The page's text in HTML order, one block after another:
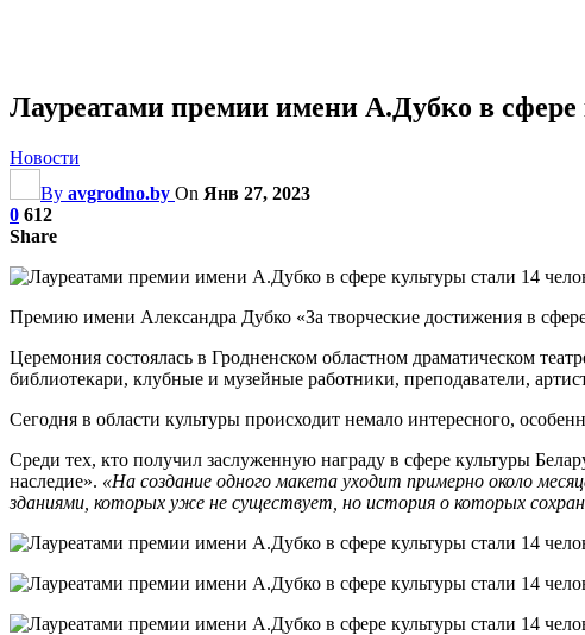
Лауреатами премии имени А.Дубко в сфере
Новости
By avgrodno.by On Янв 27, 2023
0 612
Share
Премию имени Александра Дубко «За творческие достижения в
Церемония состоялась в Гродненском областном драматическом
библиотекари, клубные и музейные работники, преподаватели,
Сегодня в области культуры происходит немало интересного,
Среди тех, кто получил заслуженную награду в сфере культуры
наследие». «На создание одного макета уходит примерно около
зданиями, которых уже не существует, но история о которых